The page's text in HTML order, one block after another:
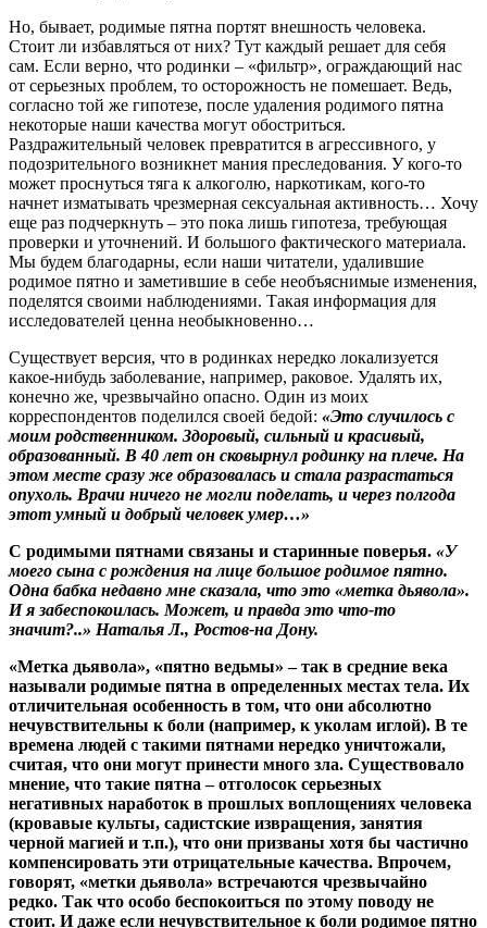
Но, бывает, родимые пятна портят внешность человека.
Стоит ли избавляться от них? Тут каждый решает для себя
сам. Если верно, что родинки – «фильтр», ограждающий нас
от серьезных проблем, то осторожность не помешает. Ведь,
согласно той же гипотезе, после удаления родимого пятна
некоторые наши качества могут обостриться.
Раздражительный человек превратится в агрессивного, у
подозрительного возникнет мания преследования. У кого-то
может проснуться тяга к алкоголю, наркотикам, кого-то
начнет изматывать чрезмерная сексуальная активность… Хочу
еще раз подчеркнуть – это пока лишь гипотеза, требующая
проверки и уточнений. И большого фактического материала.
Мы будем благодарны, если наши читатели, удалившие
родимое пятно и заметившие в себе необъяснимые изменения,
поделятся своими наблюдениями. Такая информация для
исследователей ценна необыкновенно…
Существует версия, что в родинках нередко локализуется
какое-нибудь заболевание, например, раковое. Удалять их,
конечно же, чрезвычайно опасно. Один из моих
корреспондентов поделился своей бедой: «Это случилось с
моим родственником. Здоровый, сильный и красивый,
образованный. В 40 лет он сковырнул родинку на плече. На
этом месте сразу же образовалась и стала разрастаться
опухоль. Врачи ничего не могли поделать, и через полгода
этот умный и добрый человек умер…»
С родимыми пятнами связаны и старинные поверья. «У
моего сына с рождения на лице большое родимое пятно.
Одна бабка недавно мне сказала, что это «метка дьявола».
И я забеспокоилась. Может, и правда это что-то
значит?..» Наталья Л., Ростов-на Дону.
«Метка дьявола», «пятно ведьмы» – так в средние века
называли родимые пятна в определенных местах тела. Их
отличительная особенность в том, что они абсолютно
нечувствительны к боли (например, к уколам иглой). В те
времена людей с такими пятнами нередко уничтожали,
считая, что они могут принести много зла. Существовало
мнение, что такие пятна – отголосок серьезных
негативных наработок в прошлых воплощениях человека
(кровавые культы, садистские извращения, занятия
черной магией и т.п.), что они призваны хотя бы частично
компенсировать эти отрицательные качества. Впрочем,
говорят, «метки дьявола» встречаются чрезвычайно
редко. Так что особо беспокоиться по этому поводу не
стоит. И даже если нечувствительное к боли родимое пятно